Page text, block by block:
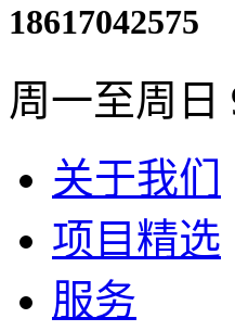
18617042575
周一至周日
关于我们
项目精选
服务